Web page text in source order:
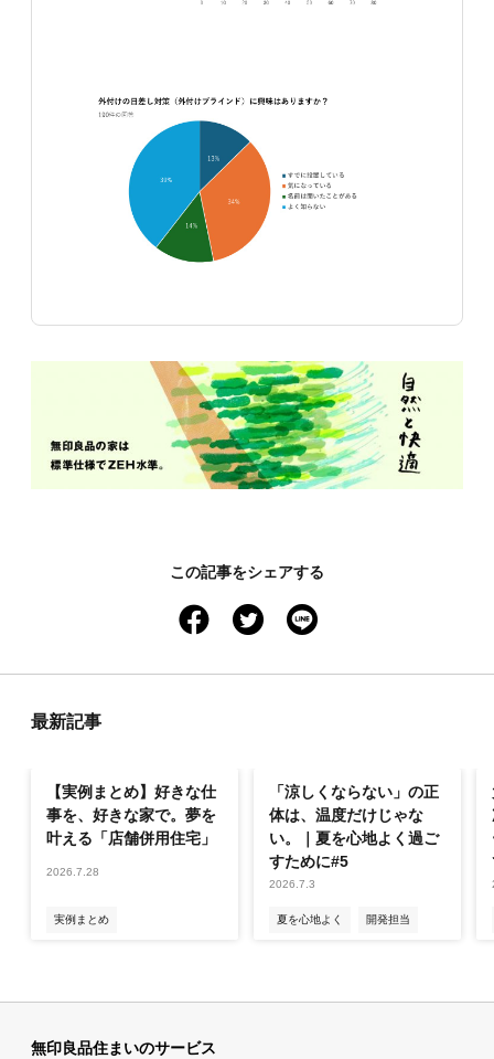
この記事をシェアする
facebooktwitter line
最新記事
【実例まとめ】好きな仕
事を、好きな家で。夢を
叶える「店舗併用住宅」
2026.7.28
実例まとめ
「涼しくならない」の正
体は、温度だけじゃな
い。｜夏を心地よく過ご
すために#5
2026.7.3
夏を心地よく 開発担当
無印良品住まいのサービス